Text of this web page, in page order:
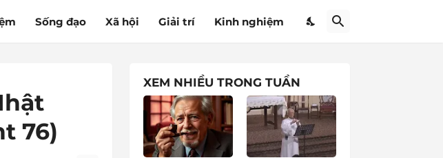
Sống đạo Xã hội Giải trí Kinh nghiệm
76)
XEM NHIỀU TRONG TUẦN